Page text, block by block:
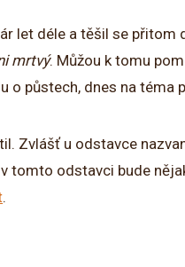
let déle a těšil se přitom
mrtvý. Můžou k tomu
o půstech, dnes na téma
Zvlášť u odstavce
tomto odstavci bude
.